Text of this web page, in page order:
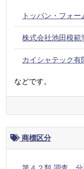
トッパン・フォ
株式会社池田模範
カイシャテック有
などです。
商標区分